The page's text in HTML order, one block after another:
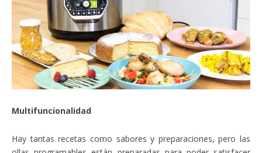
Multifuncionalidad
Hay tantas recetas como sabores y preparaciones, pero las